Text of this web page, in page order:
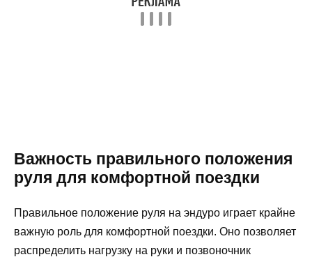
Важность правильного положения
руля для комфортной поездки
Правильное положение руля на эндуро играет крайне
важную роль для комфортной поездки. Оно позволяет
распределить нагрузку на руки и позвоночник